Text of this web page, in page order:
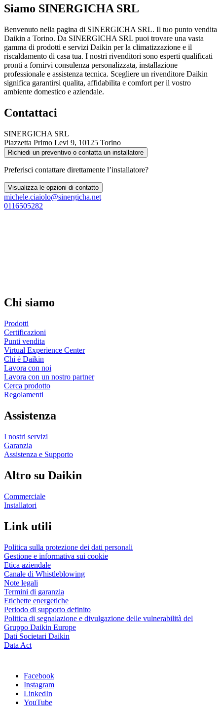
Siamo SINERGICHA SRL
Benvenuto nella pagina di SINERGICHA SRL. Il tuo punto vendita
Daikin a Torino. Da SINERGICHA SRL puoi trovare una vasta
gamma di prodotti e servizi Daikin per la climatizzazione e il
riscaldamento di casa tua. I nostri rivenditori sono esperti qualificati
pronti a fornirvi consulenza personalizzata, installazione
professionale e assistenza tecnica. Scegliere un rivenditore Daikin
significa garantirsi qualita, affidabilita e comfort per il vostro
ambiente domestico e aziendale.
Contattaci
SINERGICHA SRL
Piazzetta Primo Levi 9, 10125 Torino
Richiedi un preventivo o contatta un installatore
Preferisci contattare direttamente l’installatore?
Visualizza le opzioni di contatto
michele.ciaiolo@sinergicha.net
0116505282
Chi siamo
Prodotti
Certificazioni
Punti vendita
Virtual Experience Center
Chi è Daikin
Lavora con noi
Lavora con un nostro partner
Cerca prodotto
Regolamenti
Assistenza
I nostri servizi
Garanzia
Assistenza e Supporto
Altro su Daikin
Commerciale
Installatori
Link utili
Politica sulla protezione dei dati personali
Gestione e informativa sui cookie
Etica aziendale
Canale di Whistleblowing
Note legali
Termini di garanzia
Etichette energetiche
Periodo di supporto definito
Politica di segnalazione e divulgazione delle vulnerabilità del
Gruppo Daikin Europe
Dati Societari Daikin
Data Act
Facebook
Instagram
LinkedIn
YouTube